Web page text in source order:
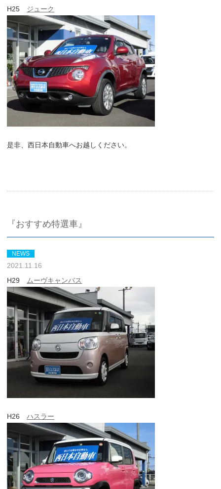
H25 ジューク
是非、西日本自動車へお越しください。
『おすすめ特選車』
NEWS
2021.11.16
H29
ムーヴキャンバス
H26ハスラー